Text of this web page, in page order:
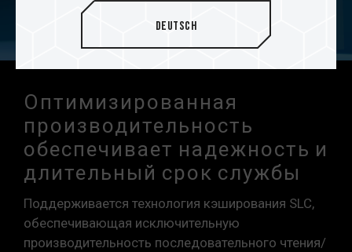
Оптимизированная
производительность
обеспечивает надежность и
длительный срок службы
Поддерживается технология кэширования SLC,
обеспечивающая исключительную
производительность последовательного чтения/
Deutsch